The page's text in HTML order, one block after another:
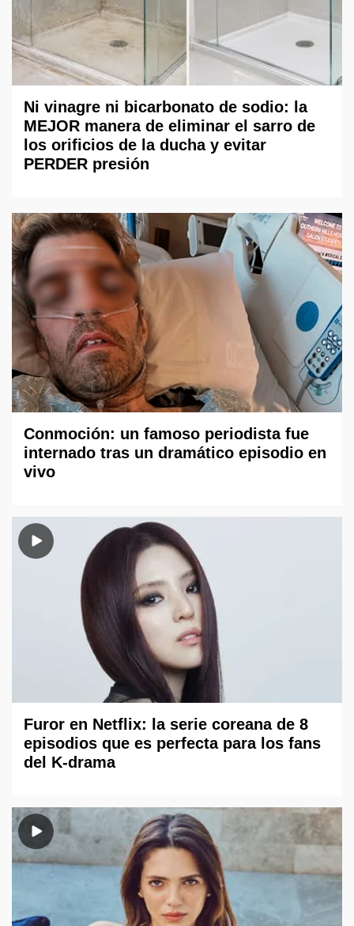
Ni vinagre ni bicarbonato de sodio: la
MEJOR manera de eliminar el sarro de
los orificios de la ducha y evitar
PERDER presión
Conmoción: un famoso periodista fue
internado tras un dramático episodio en
vivo
Furor en Netflix: la serie coreana de 8
episodios que es perfecta para los fans
del K-drama